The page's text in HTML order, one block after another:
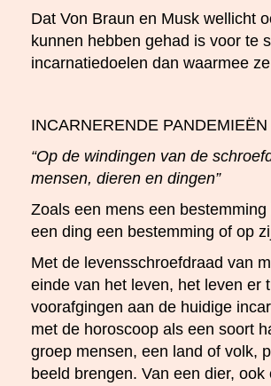
Dat Von Braun en Musk wellicht
kunnen hebben gehad is voor te
incarnatiedoelen dan waarmee
INCARNERENDE
“Op de windingen van de
mensen, dieren en dingen”
Zoals een mens een
een ding een bestemming of op
Met de levensschroefdraad van
einde van het leven, het leven er
voorafgingen aan de huidige
met de horoscoop als een soort
groep mensen, een land of volk,
beeld brengen. Van een dier,